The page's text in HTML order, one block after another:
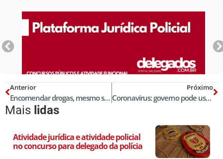
Anterior
Encomendar drogas, mesmo sem a entrega efetiva, configura crime de tráfico
Próximo
Coronavírus: governo pode usar dados de celulares para localizar aglomeração de pessoas
Mais lidas
Atividade jurídica e atividade policial
no concurso para delegado da polícia